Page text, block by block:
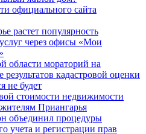
официального сайта
растет популярность
через офисы «Мои
области мораторий на
кадастровой оценки
не будет
стоимости недвижимости
жителям Приангарья
объединил процедуры
учета и регистрации прав